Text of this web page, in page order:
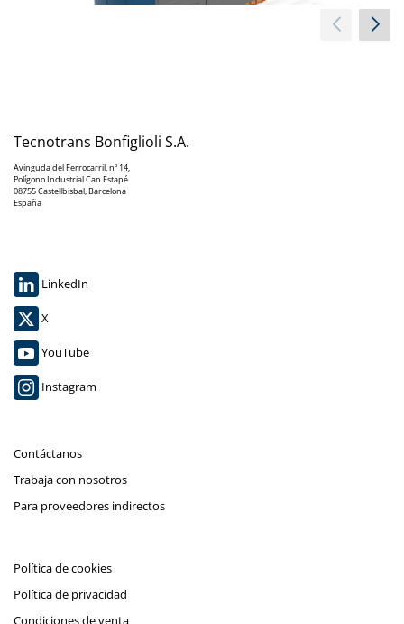
Tecnotrans Bonfiglioli S.A.
Avinguda del Ferrocarril, nº 14,
Polígono Industrial Can Estapé
08755 Castellbisbal, Barcelona
España
LinkedIn
X
YouTube
Instagram
Contáctanos
Trabaja con nosotros
Para proveedores indirectos
Política de cookies
Política de privacidad
Condiciones de venta